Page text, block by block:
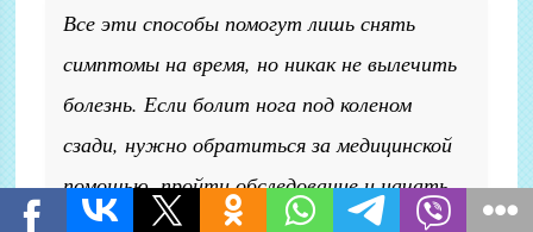
Все эти способы помогут лишь снять
симптомы на время, но никак не вылечить
болезнь. Если болит нога под коленом
сзади, нужно обратиться за медицинской
помощью, пройти обследование и начать
грамотное и эффективное лечение. Только